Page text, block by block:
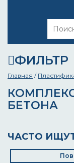
ФИЛЬТР
Главная /
БЕТОНА
ЧАСТО